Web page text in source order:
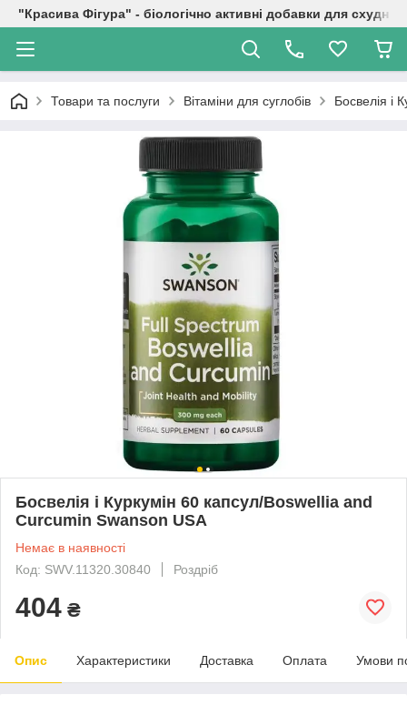
"Красива Фігура" - біологічно активні добавки для
Товари та послуги Вітаміни для суглобів Босвелія і
Босвелія і Куркумін 60 капсул/Boswellia and
Curcumin Swanson USA
Немає в наявності
Код: SWV.11320.30840
Роздріб
404 ₴
Опис Характеристики Доставка Оплата Умови